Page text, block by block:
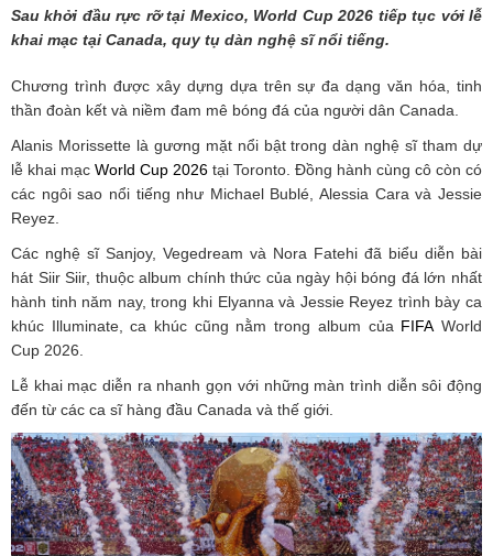
Sau khởi đầu rực rỡ tại Mexico, World Cup 2026 tiếp tục với lễ
khai mạc tại Canada, quy tụ dàn nghệ sĩ nổi tiếng.
Chương trình được xây dựng dựa trên sự đa dạng văn hóa, tinh
thần đoàn kết và niềm đam mê bóng đá của người dân Canada.
Alanis Morissette là gương mặt nổi bật trong dàn nghệ sĩ tham dự
lễ khai mạc World Cup 2026 tại Toronto. Đồng hành cùng cô còn có
các ngôi sao nổi tiếng như Michael Bublé, Alessia Cara và Jessie
Reyez.
Các nghệ sĩ Sanjoy, Vegedream và Nora Fatehi đã biểu diễn bài
hát Siir Siir, thuộc album chính thức của ngày hội bóng đá lớn nhất
hành tinh năm nay, trong khi Elyanna và Jessie Reyez trình bày ca
khúc Illuminate, ca khúc cũng nằm trong album của FIFAWorld
Cup 2026.
Lễ khai mạc diễn ra nhanh gọn với những màn trình diễn sôi động
đến từ các ca sĩ hàng đầu Canada và thế giới.